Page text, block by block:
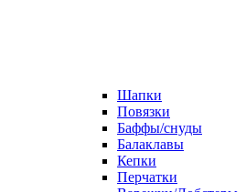
Шапки
Повязки
Баффы/снуды
Балаклавы
Кепки
Перчатки